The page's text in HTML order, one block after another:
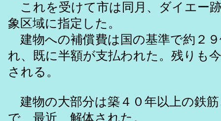
これを受けて市は同月、ダイエー
象区域に指定した。
建物への補償費は国の基準で約２
れ、既に半額が支払われた。残りも
される。
建物の大部分は築４０年以上の鉄
で、最近、解体された。